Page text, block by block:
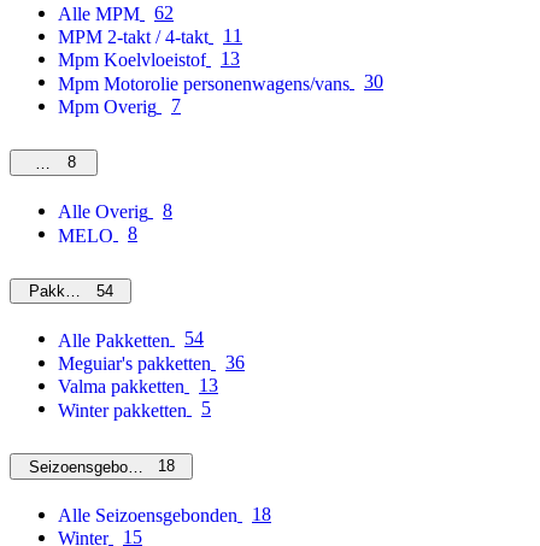
Alle MPM
62
MPM 2-takt / 4-takt
11
Mpm Koelvloeistof
13
Mpm Motorolie personenwagens/vans
30
Mpm Overig
7
Overig
8
Alle Overig
8
MELO
8
Pakketten54
Alle Pakketten
54
Meguiar's pakketten
36
Valma pakketten
13
Winter pakketten
5
Seizoensgebonden18
Alle Seizoensgebonden
18
Winter
15